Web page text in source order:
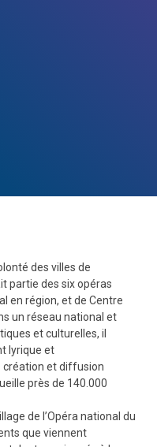
des villes de
partie des six opéras
en région, et de Centre
un réseau national et
et culturelles, il
lyrique et
création et diffusion
près de 140.000
de l’Opéra national du
que viennent